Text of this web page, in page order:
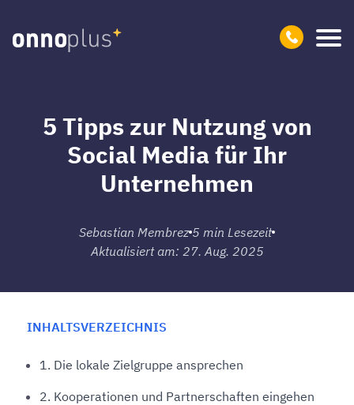
5 Tipps zur Nutzung von
Social Media für Ihr
Unternehmen
Sebastian Membrez 5 min Lesezeit
Aktualisiert am: 27. Aug. 2025
INHALTSVERZEICHNIS
1. Die lokale Zielgruppe ansprechen
2. Kooperationen und Partnerschaften eingehen